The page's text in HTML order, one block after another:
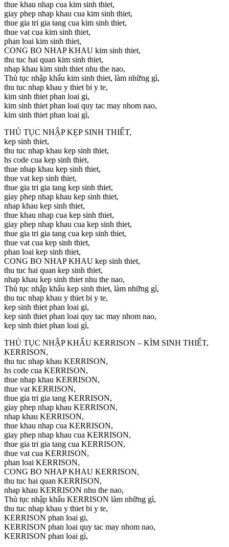
thue khau nhap cua kim sinh thiet,
giay phep nhap khau cua kim sinh thiet,
thue gia tri gia tang cua kim sinh thiet,
thue vat cua kim sinh thiet,
phan loai kim sinh thiet,
CONG BO NHAP KHAU kim sinh thiet,
thu tuc hai quan kim sinh thiet,
nhap khau kim sinh thiet nhu the nao,
Thủ tục nhập khẩu kim sinh thiet, làm những gì,
thu tuc nhap khau y thiet bi y te,
kim sinh thiet phan loai gi,
kim sinh thiet phan loai quy tac may nhom nao,
kim sinh thiet phan loai gì,
THỦ TỤC NHẬP KẸP SINH THIẾT,
kep sinh thiet,
thu tuc nhap khau kep sinh thiet,
hs code cua kep sinh thiet,
thue nhap khau kep sinh thiet,
thue vat kep sinh thiet,
thue gia tri gia tang kep sinh thiet,
giay phep nhap khau kep sinh thiet,
nhap khau kep sinh thiet,
thue khau nhap cua kep sinh thiet,
giay phep nhap khau cua kep sinh thiet,
thue gia tri gia tang cua kep sinh thiet,
thue vat cua kep sinh thiet,
phan loai kep sinh thiet,
CONG BO NHAP KHAU kep sinh thiet,
thu tuc hai quan kep sinh thiet,
nhap khau kep sinh thiet nhu the nao,
Thủ tục nhập khẩu kep sinh thiet, làm những gì,
thu tuc nhap khau y thiet bi y te,
kep sinh thiet phan loai gi,
kep sinh thiet phan loai quy tac may nhom nao,
kep sinh thiet phan loai gì,
THỦ TỤC NHẬP KHẨU KERRISON – KÌM SINH THIẾT,
KERRISON,
thu tuc nhap khau KERRISON,
hs code cua KERRISON,
thue nhap khau KERRISON,
thue vat KERRISON,
thue gia tri gia tang KERRISON,
giay phep nhap khau KERRISON,
nhap khau KERRISON,
thue khau nhap cua KERRISON,
giay phep nhap khau cua KERRISON,
thue gia tri gia tang cua KERRISON,
thue vat cua KERRISON,
phan loai KERRISON,
CONG BO NHAP KHAU KERRISON,
thu tuc hai quan KERRISON,
nhap khau KERRISON nhu the nao,
Thủ tục nhập khẩu KERRISON làm những gì,
thu tuc nhap khau y thiet bi y te,
KERRISON phan loai gi,
KERRISON phan loai quy tac may nhom nao,
KERRISON phan loai gì,